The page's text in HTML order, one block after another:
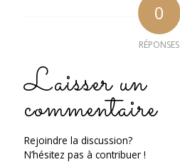
0
RÉPONSES
Laisser un
commentaire
Rejoindre la discussion?
N’hésitez pas à contribuer !